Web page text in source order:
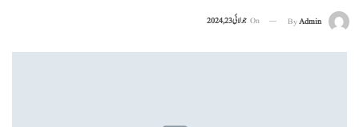
ByAdmin
On جولائی 23, 2024